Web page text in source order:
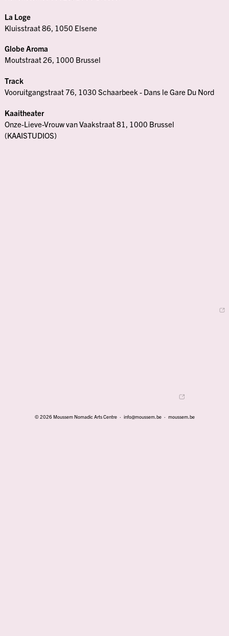
La Loge
Kluisstraat 86, 1050 Elsene
Globe Aroma
Moutstraat 26, 1000 Brussel
Track
Vooruitgangstraat 76, 1030 Schaarbeek - Dans le Gare Du Nord
Kaaitheater
Onze-Lieve-Vrouw van Vaakstraat 81, 1000 Brussel
(KAAISTUDIOS)
© 2026 Moussem Nomadic Arts Centre · info@moussem.be· moussem.be